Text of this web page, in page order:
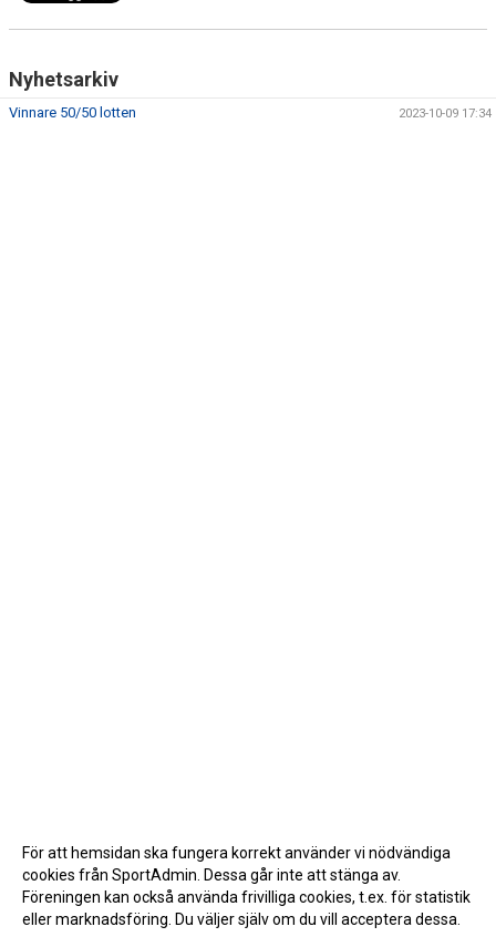
Nyhetsarkiv
Vinnare 50/50 lotten 2023-10-09 17:34
För att hemsidan ska fungera korrekt använder vi nödvändiga
cookies från SportAdmin. Dessa går inte att stänga av.
Föreningen kan också använda frivilliga cookies, t.ex. för statistik
eller marknadsföring. Du väljer själv om du vill acceptera dessa.